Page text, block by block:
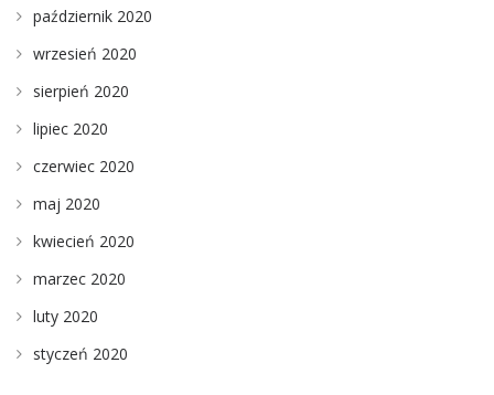
październik 2020
wrzesień 2020
sierpień 2020
lipiec 2020
czerwiec 2020
maj 2020
kwiecień 2020
marzec 2020
luty 2020
styczeń 2020